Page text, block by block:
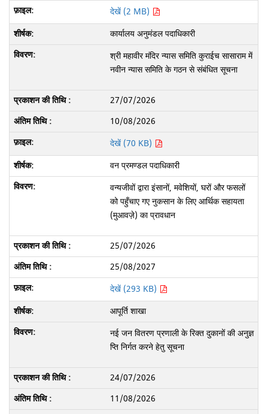
देखें (2 MB)
कार्यालय अनुमंडल पदाधिकारी
श्री महावीर मंदिर न्यास समिति कुराईच सासाराम में
नवीन न्यास समिति के गठन से संबंधित सूचना
27/07/2026
10/08/2026
देखें (70 KB)
वन प्रमण्डल पदाधिकारी
वन्यजीवों द्वारा इंसानों, मवेशियों, घरों और फसलों
को पहुँचाए गए नुकसान के लिए आर्थिक सहायता
(मुआवज़े) का प्रावधान
25/07/2026
25/08/2027
देखें (293 KB)
आपूर्ति शाखा
नई जन वितरण प्रणाली के रिक्त दुकानों की अनुज्ञ
प्ति निर्गत करने हेतु सूचना
24/07/2026
11/08/2026